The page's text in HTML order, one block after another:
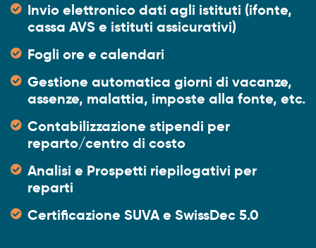
Invio elettronico dati agli istituti (ifonte,
cassa AVS e istituti assicurativi)
Fogli ore e calendari
Gestione automatica giorni di vacanze,
assenze, malattia, imposte alla fonte, etc.
Contabilizzazione stipendi per
reparto/centro di costo
Analisi e Prospetti riepilogativi per
reparti
Certificazione SUVA e SwissDec 5.0